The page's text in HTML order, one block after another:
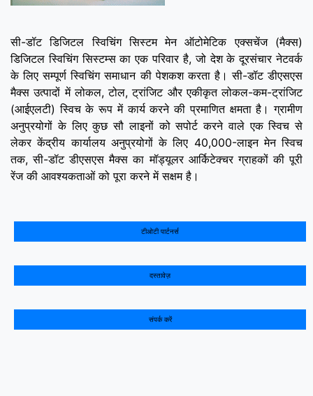
सी-डॉट डिजिटल स्विचिंग सिस्टम मेन ऑटोमेटिक एक्सचेंज (मैक्‍स)
डिजिटल स्विचिंग सिस्टम्‍स का एक परिवार है, जो देश के दूरसंचार नेटवर्क
के लिए सम्‍पूर्ण स्विचिंग समाधान की पेशकश करता है। सी-डॉट डीएसएस
मैक्‍स उत्पादों में लोकल, टोल, ट्रांजिट और एकीकृत लोकल-कम-ट्रांजिट
(आईएलटी) स्विच के रूप में कार्य करने की प्रमाणित क्षमता है। ग्रामीण
अनुप्रयोगों के लिए कुछ सौ लाइनों को सपोर्ट करने वाले एक स्विच से
लेकर केंद्रीय कार्यालय अनुप्रयोगों के लिए 40,000-लाइन मेन स्विच
तक, सी-डॉट डीएसएस मैक्‍स का मॉड्यूलर आर्किटेक्चर ग्राहकों की पूरी
रेंज की आवश्यकताओं को पूरा करने में सक्षम है।
टीओटी पार्टनर्स
दस्तावेज़
संपर्क करें